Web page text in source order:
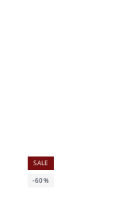
SALE
-60%